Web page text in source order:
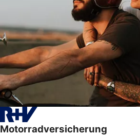
Motorradversicherung